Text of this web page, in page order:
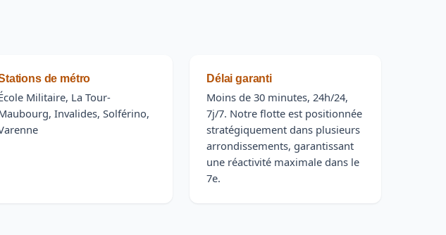
de métro
Militaire, La Tour-
Invalides, Solférino,
Délai garanti
Moins de 30 minutes, 24h/24,
7j/7. Notre flotte est positionnée
stratégiquement dans plusieurs
arrondissements, garantissant
une réactivité maximale dans le
7e.